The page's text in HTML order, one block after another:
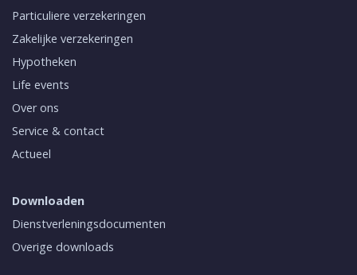
Particuliere verzekeringen
Zakelijke verzekeringen
Hypotheken
Life events
Over ons
Service & contact
Actueel
Downloaden
Dienstverleningsdocumenten
Overige downloads